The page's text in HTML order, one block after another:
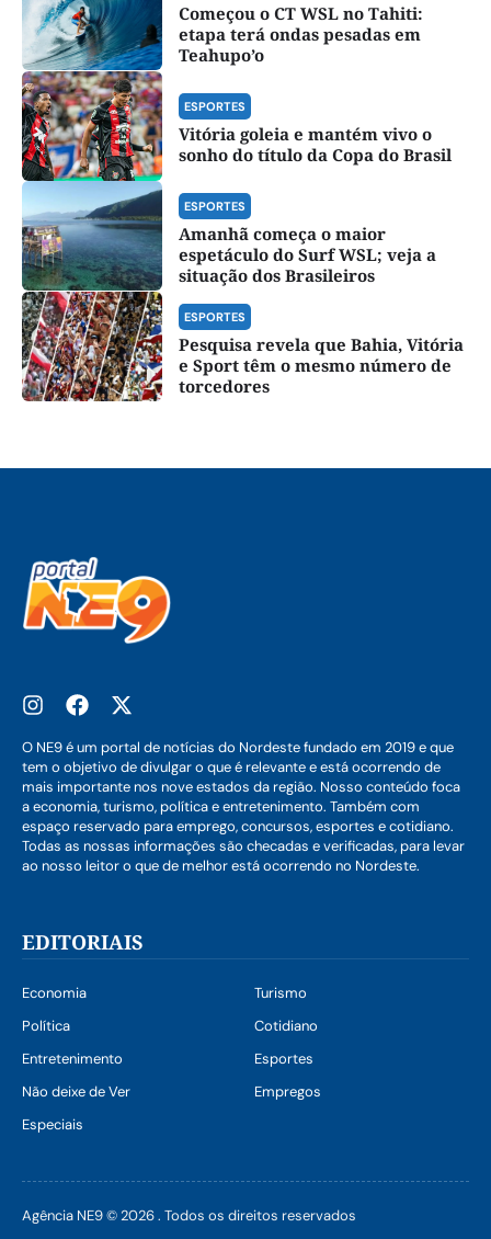
Começou o CT WSL no Tahiti:
etapa terá ondas pesadas em
Teahupo’o
ESPORTES
Vitória goleia e mantém vivo o
sonho do título da Copa do Brasil
ESPORTES
Amanhã começa o maior
espetáculo do Surf WSL; veja a
situação dos Brasileiros
ESPORTES
Pesquisa revela que Bahia, Vitória
e Sport têm o mesmo número de
torcedores
O NE9 é um portal de notícias do Nordeste fundado em 2019 e que
tem o objetivo de divulgar o que é relevante e está ocorrendo de
mais importante nos nove estados da região. Nosso conteúdo foca
a economia, turismo, política e entretenimento. Também com
espaço reservado para emprego, concursos, esportes e cotidiano.
Todas as nossas informações são checadas e verificadas, para levar
ao nosso leitor o que de melhor está ocorrendo no Nordeste.
EDITORIAIS
Economia
Turismo
Política
Cotidiano
Entretenimento
Esportes
Não deixe de Ver
Empregos
Especiais
Agência NE9 © 2026 . Todos os direitos reservados